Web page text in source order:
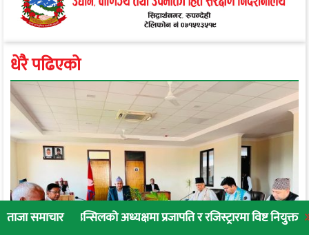
ताजा समाचारअध्यक्षमा प्रजापति र रजिस्ट्रारमा विष्ट नियुक्त लुम्बिनी
धेरै पढिएको